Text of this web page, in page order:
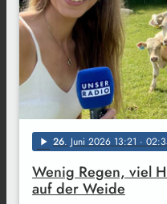
play_arrow 26. Juni 2026 13:21 ·
Wenig Regen, viel
auf der Weide